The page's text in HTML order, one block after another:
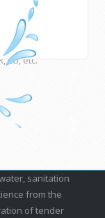
(UK) and
agencies
DFID, AFD,
EU, etc.
sanitation
from the
of tender